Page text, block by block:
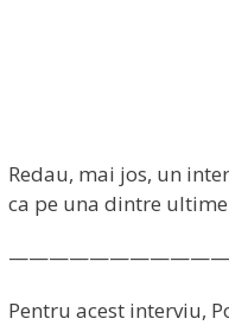
Redau, mai jos, un
ca pe una dintre
Pentru acest interviu,